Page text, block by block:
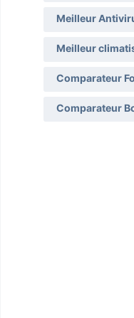
Meilleur
Meilleur
Comparateur
Comparateur